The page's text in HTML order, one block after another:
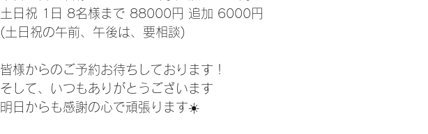
土日祝 1日 8名様まで 88000円 追加 6000円
(土日祝の午前、午後は、要相談)
皆様からのご予約お待ちしております！
そして、いつもありがとうございます
明日からも感謝の心で頑張ります☀️